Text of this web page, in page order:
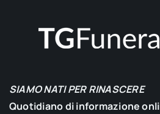
SIAMO NATI PER RINASCERE
Quotidiano di informazione